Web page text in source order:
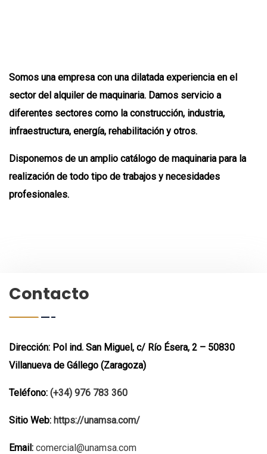
Somos una empresa con una dilatada experiencia en el
sector del alquiler de maquinaria. Damos servicio a
diferentes sectores como la construcción, industria,
infraestructura, energía, rehabilitación y otros.
Disponemos de un amplio catálogo de maquinaria para la
realización de todo tipo de trabajos y necesidades
profesionales.
Contacto
Dirección: Pol ind. San Miguel, c/ Río Ésera, 2 – 50830
Villanueva de Gállego (Zaragoza)
Teléfono: (+34) 976 783 360
Sitio Web: https://unamsa.com/
Email: comercial@unamsa.com